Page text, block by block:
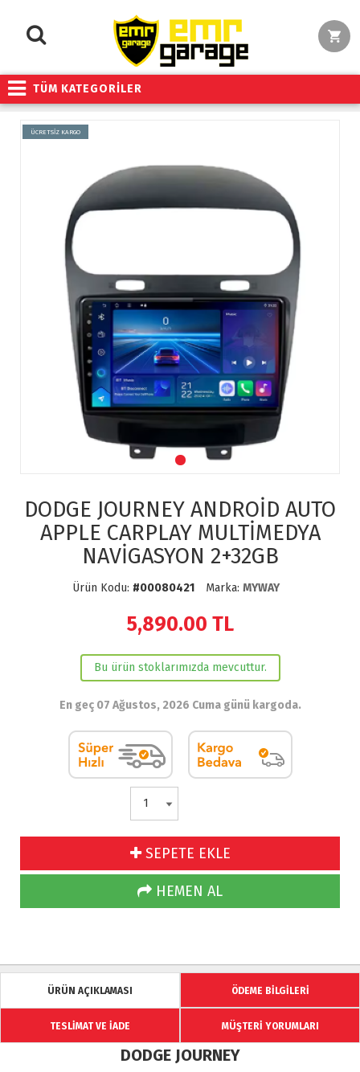
TÜM KATEGORİLER
ÜCRETSİZ KARGO
DODGE JOURNEY ANDROİD AUTO
APPLE CARPLAY MULTİMEDYA
NAVİGASYON 2+32GB
Ürün Kodu: #00080421 Marka: MYWAY
5,890.00 TL
Bu ürün stoklarımızda mevcuttur.
En geç 07 Ağustos, 2026 Cuma günü kargoda.
SEPETE EKLE
HEMEN AL
ÜRÜN AÇIKLAMASI ÖDEME BİLGİLERİ
TESLİMAT VE İADE MÜŞTERİ YORUMLARI
DODGE JOURNEY